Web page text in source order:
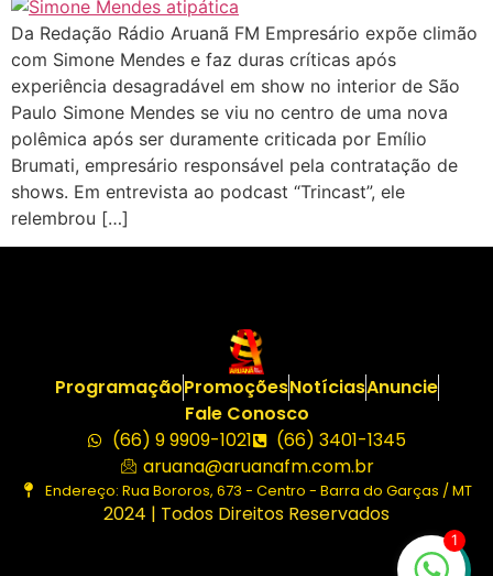
Da Redação Rádio Aruanã FM Empresário expõe climão
com Simone Mendes e faz duras críticas após
experiência desagradável em show no interior de São
Paulo Simone Mendes se viu no centro de uma nova
polêmica após ser duramente criticada por Emílio
Brumati, empresário responsável pela contratação de
shows. Em entrevista ao podcast “Trincast”, ele
relembrou […]
ProgramaçãoPromoçõesNotíciasAnuncie
Fale Conosco
(66) 9 9909-1021
(66) 3401-1345
aruana@aruanafm.com.br
Endereço: Rua Bororos, 673 - Centro - Barra do Garças / MT
2024 | Todos Direitos Reservados
1